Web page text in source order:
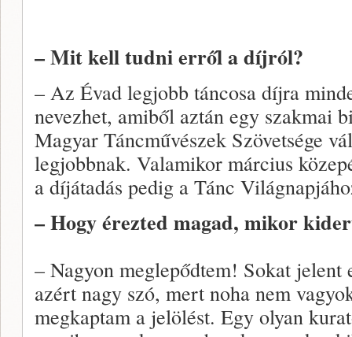
– Mit kell tudni erről a díjról?
– Az Évad legjobb táncosa díjra
nevezhet, amiből aztán egy szakmai
Magyar Táncművészek Szövetsége
legjobbnak. Valamikor március
a díjátadás pedig a Tánc
– Hogy érezted magad, mikor
– Nagyon meglepődtem! Sokat jelent
azért nagy szó, mert noha nem
megkaptam a jelölést. Egy olyan